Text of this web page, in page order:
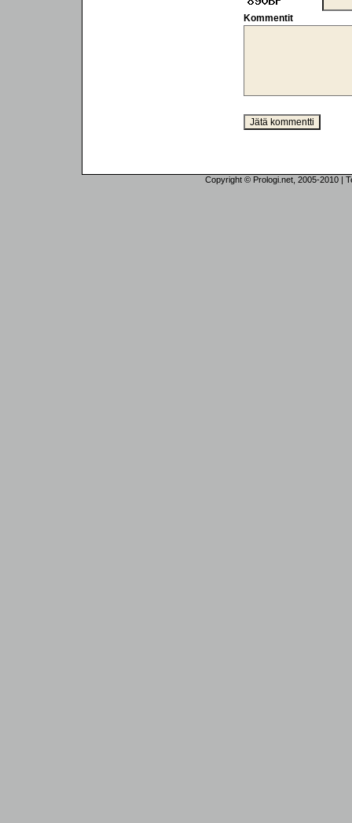
Kommentit
Copyright © Prologi.net, 2005-2010 |